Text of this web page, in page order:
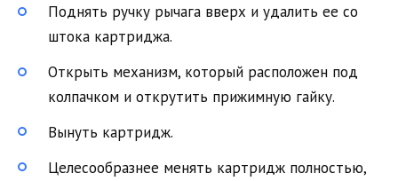
Поднять ручку рычага вверх и удалить ее со
штока картриджа.
Открыть механизм, который расположен под
колпачком и открутить прижимную гайку.
Вынуть картридж.
Целесообразнее менять картридж полностью,